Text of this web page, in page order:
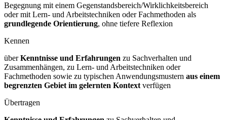
Begegnung mit einem Gegenstandsbereich/Wirklichkeitsbereich
oder mit Lern- und Arbeitstechniken oder Fachmethoden als
grundlegende Orientierung, ohne tiefere Reflexion
Kennen
überKenntnisse und Erfahrungen zu Sachverhalten und
Zusammenhängen, zu Lern- und Arbeitstechniken oder
Fachmethoden sowie zu typischen Anwendungsmustern aus einem
begrenzten Gebiet im gelernten Kontext verfügen
Übertragen